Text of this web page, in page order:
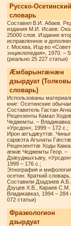
Русско-Осетинский
словарь
Составил В.И. Абаев.
издания М.И. Исаев:
25000 слов. Издание
исправленное и
г. Москва, Изд-во
энциклопедия», 1970. –
(реально 25 227 статьи)
Æмбарынгæнæн
дзырдуат
словарь)
Использованы
книг: Осетинские обычаи.
Составитель Гастан
Рецензенты Камал
Чеджемты. –
«Урсдон», 1999 – 172 с.;
Ирон æгъдæуттæ. Чиныг
сарæзта Агънаты
Рецензенттæ Ходы
æмæ Чеджемты Геор. –
Дзæуджыхъæу,
1999 – 176 с.;
Этнография и
осетин. Краткий словарь.
Составили Дзадзиев А.Б.,
Дзуцев Х.В., Караев С.М.
Владикавказ, 1994 – 284
072 статьи)
Фразеологион
дзырдуат